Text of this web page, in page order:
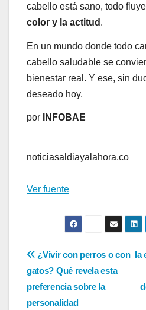
cabello está sano, todo
color y la actitud .
En un mundo donde todo
cabello saludable se
bienestar real. Y ese, sin
deseado hoy.
por INFOBAE
noticiasaldiayalahora.co
Ver fuente
Navegación
de
la
¿Vivir con perros o con
gatos? Qué revela esta
preferencia sobre la
personalidad